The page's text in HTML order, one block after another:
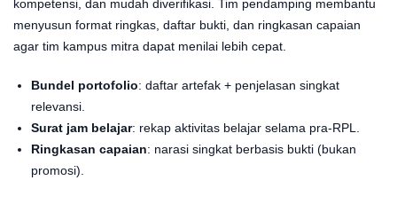
kompetensi, dan mudah diverifikasi. Tim pendamping membantu
menyusun format ringkas, daftar bukti, dan ringkasan capaian
agar tim kampus mitra dapat menilai lebih cepat.
Bundel portofolio: daftar artefak + penjelasan singkat
relevansi.
Surat jam belajar: rekap aktivitas belajar selama pra-RPL.
Ringkasan capaian: narasi singkat berbasis bukti (bukan
promosi).